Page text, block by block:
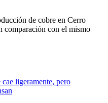
de cobre en Cerro
comparación con el mismo